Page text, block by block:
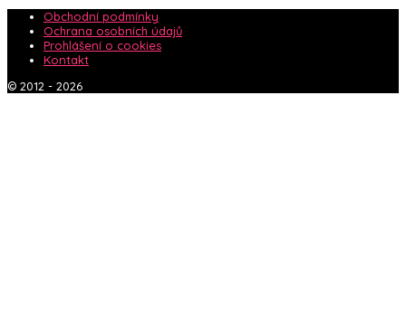
Obchodní podmínky
Ochrana osobních údajů
Prohlášení o cookies
Kontakt
© 2012 - 2026